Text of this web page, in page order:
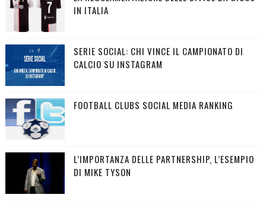
IN ITALIA
SERIE SOCIAL: CHI VINCE IL CAMPIONATO DI
CALCIO SU INSTAGRAM
FOOTBALL CLUBS SOCIAL MEDIA RANKING
L’IMPORTANZA DELLE PARTNERSHIP, L’ESEMPIO
DI MIKE TYSON